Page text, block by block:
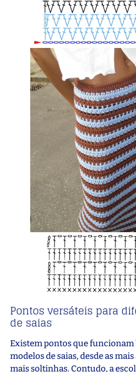
Pontos versáteis para
de saias
Existem pontos que funcionam
modelos de saias, desde as
mais soltinhas. Contudo, a